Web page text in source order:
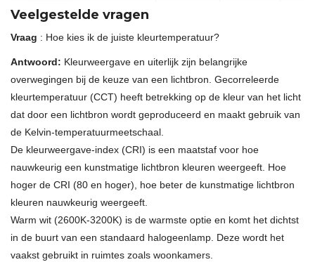
Veelgestelde vragen
Vraag : Hoe kies ik de juiste kleurtemperatuur?
Antwoord: Kleurweergave en uiterlijk zijn belangrijke
overwegingen bij de keuze van een lichtbron. Gecorreleerde
kleurtemperatuur (CCT) heeft betrekking op de kleur van het licht
dat door een lichtbron wordt geproduceerd en maakt gebruik van
de Kelvin-temperatuurmeetschaal.
De kleurweergave-index (CRI) is een maatstaf voor hoe
nauwkeurig een kunstmatige lichtbron kleuren weergeeft. Hoe
hoger de CRI (80 en hoger), hoe beter de kunstmatige lichtbron
kleuren nauwkeurig weergeeft.
Warm wit (2600K-3200K) is de warmste optie en komt het dichtst
in de buurt van een standaard halogeenlamp. Deze wordt het
vaakst gebruikt in ruimtes zoals woonkamers.